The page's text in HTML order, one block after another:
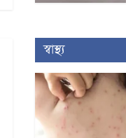
স্বাস্থ্য